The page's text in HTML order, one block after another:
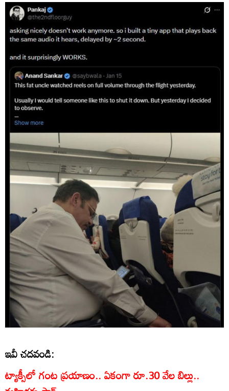
ఇవీ చదవండి:
ట్యాక్సీలో గంట ప్రయాణం.. ఏకంగా రూ.30 వేల బిల్లు..